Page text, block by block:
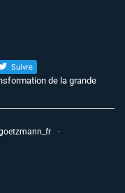
Suivre
de la grande
·